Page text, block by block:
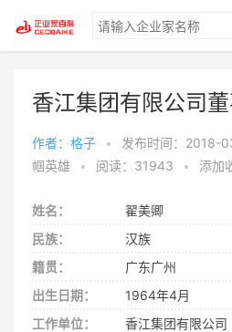
香江集团有限公司
作者：格子 • 发布时间：2018-
帼英雄
• 阅读：31943 • 添加
姓名：
翟美卿
民族：
汉族
籍贯：
广东广州
出生日期：
1964年4月
工作单位：
香江集团有限公司